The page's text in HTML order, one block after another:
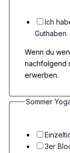
Ich
Guthaben
Wenn du
nachfolgend
erwerben.
Sommer
3er